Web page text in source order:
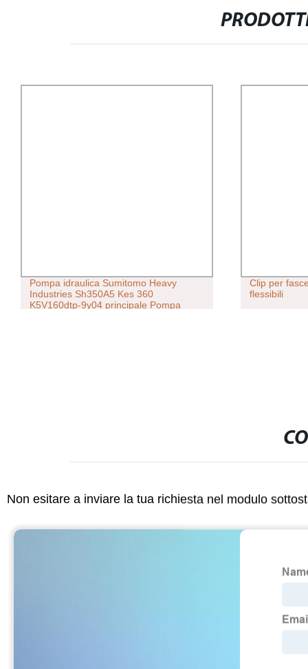
Pompa idraulica Sumitomo Heavy
Industries Sh350A5 Kes 360
K5V160dtp-9y04 principale Pompa
Clip per
flessibili
Non esitare a inviare la tua richiesta nel modulo